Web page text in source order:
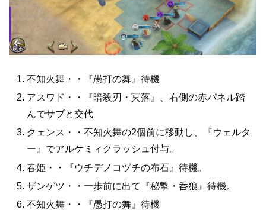
不知火舞・・『愚打の舞』待機
アスワド・・『暗殺刃・冥落』、右側の赤パネル踏
んでサブと交代
クェンス・・不知火舞の2個前に移動し、『ウェルタ
ー』でアルケミィクラッシュ付与。
春姫・・『ウチデノコヅチの布石』待機。
ザンゲツ・・一歩前に出て『秘撃・呑狼』待機。
不知火舞・・『愚打の舞』待機